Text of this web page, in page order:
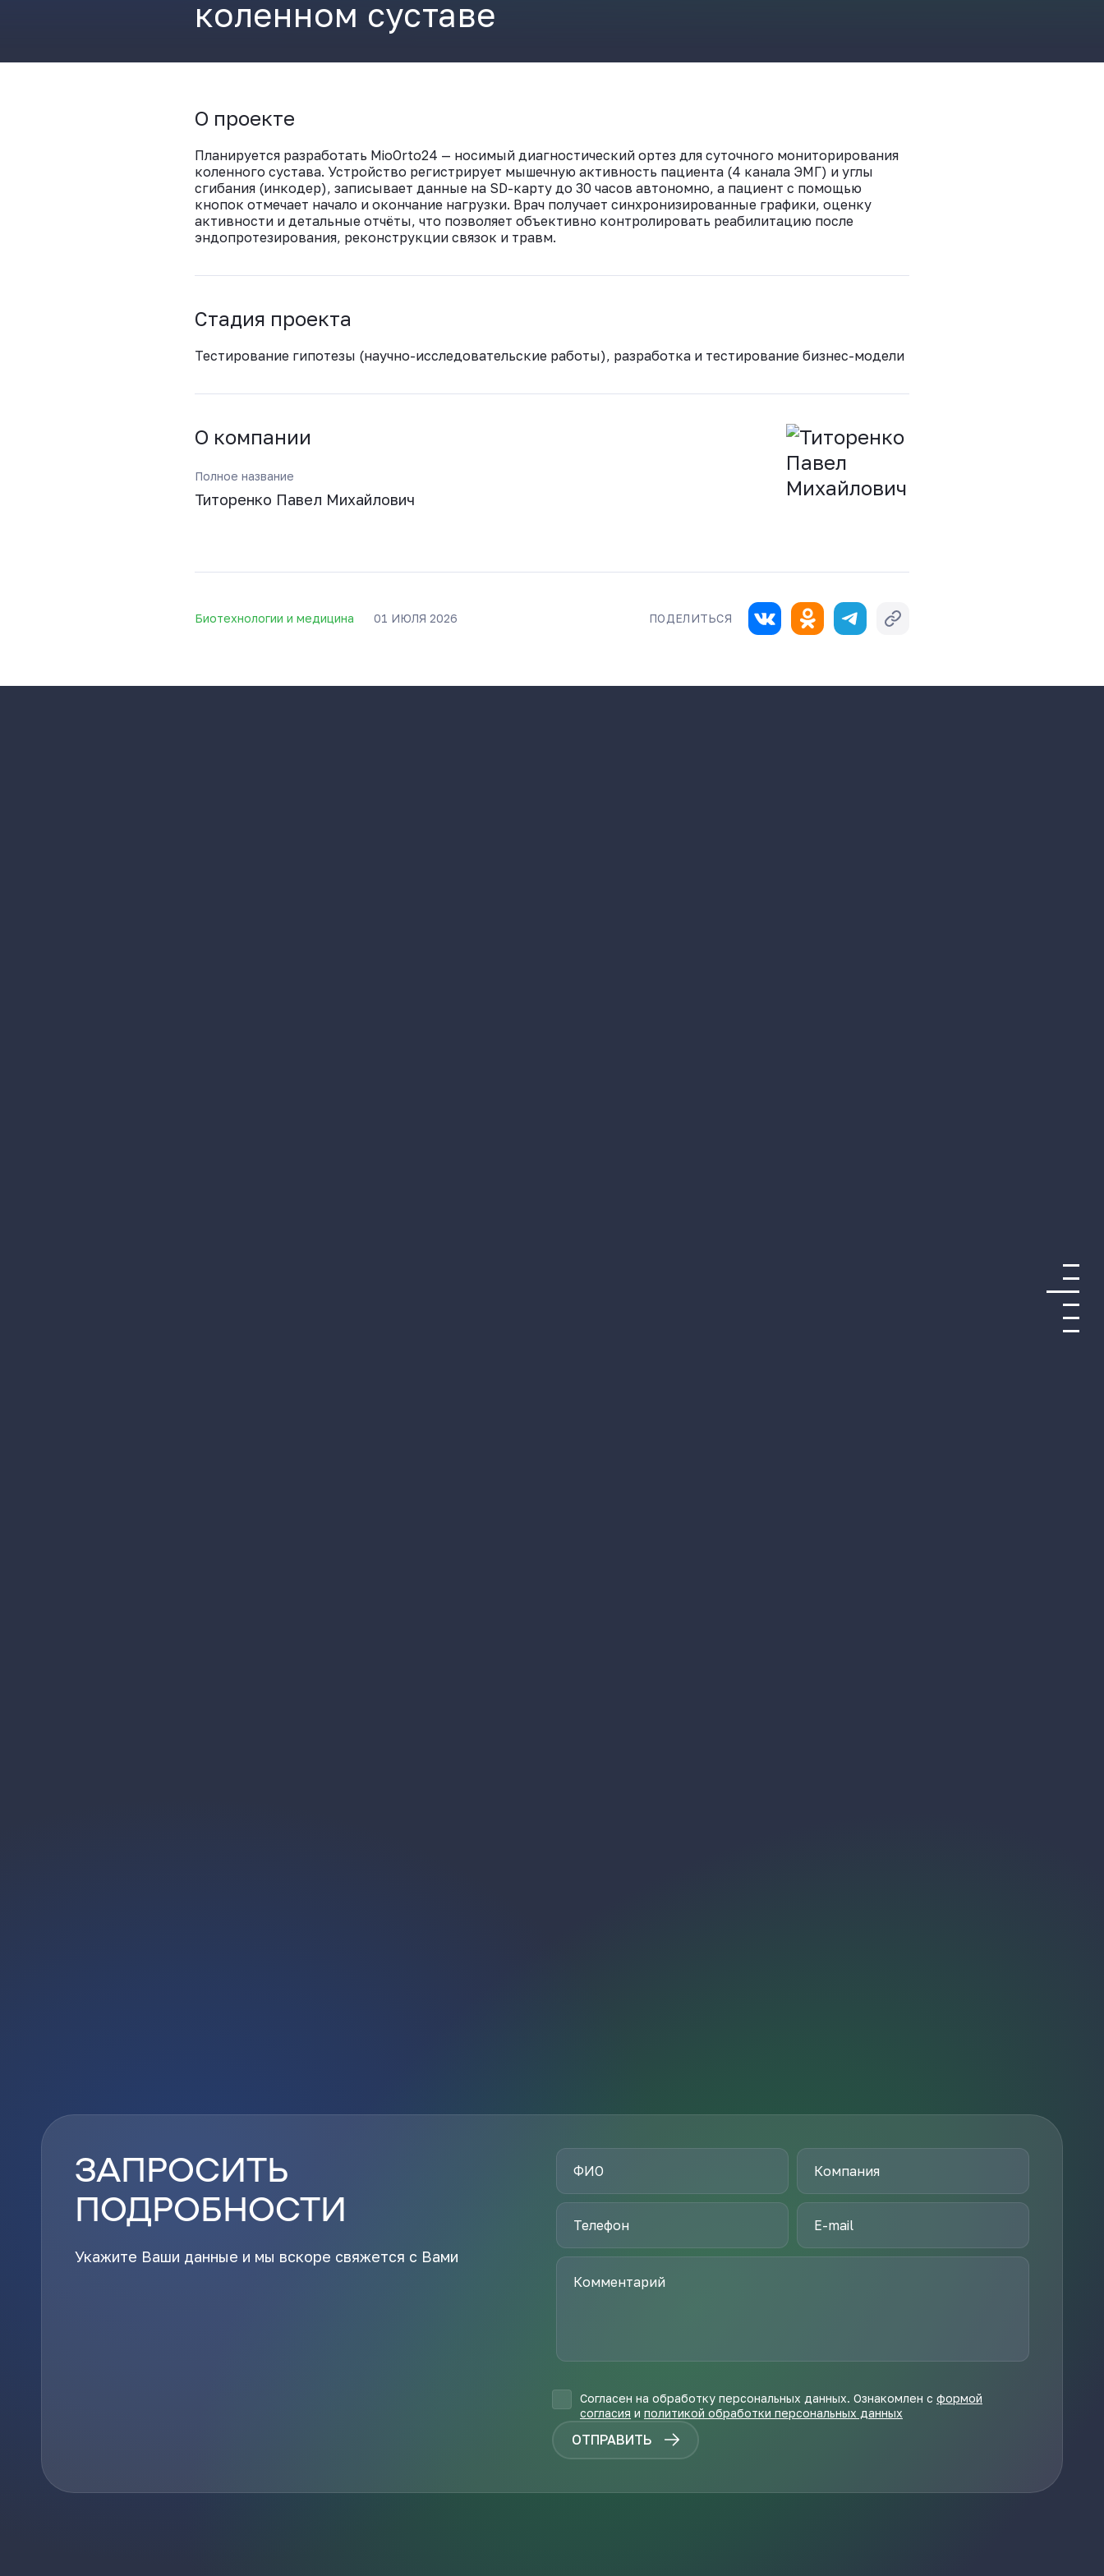
коленном суставе
О проекте
Планируется разработать MioOrto24 — носимый диагностический ортез для суточного мониторирования
коленного сустава. Устройство регистрирует мышечную активность пациента (4 канала ЭМГ) и углы
сгибания (инкодер), записывает данные на SD-карту до 30 часов автономно, а пациент с помощью
кнопок отмечает начало и окончание нагрузки. Врач получает синхронизированные графики, оценку
активности и детальные отчёты, что позволяет объективно контролировать реабилитацию после
эндопротезирования, реконструкции связок и травм.
Стадия проекта
Тестирование гипотезы (научно-исследовательские работы), разработка и тестирование бизнес-модели
О компании
Полное название
Титоренко Павел Михайлович
Биотехнологии и медицина 01 ИЮЛЯ 2026 ПОДЕЛИТЬСЯ
ЗАПРОСИТЬ
ПОДРОБНОСТИ
Укажите Ваши данные и мы вскоре свяжется с Вами
Согласен на обработку персональных данных. Ознакомлен с формой
согласия и политикой обработки персональных данных
ОТПРАВИТЬ